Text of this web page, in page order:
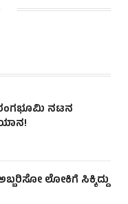
ರಂಗಭೂಮಿ ನಟನ
ಲೋಕಿಗೆ ಸಿಕ್ಕಿದ್ದು